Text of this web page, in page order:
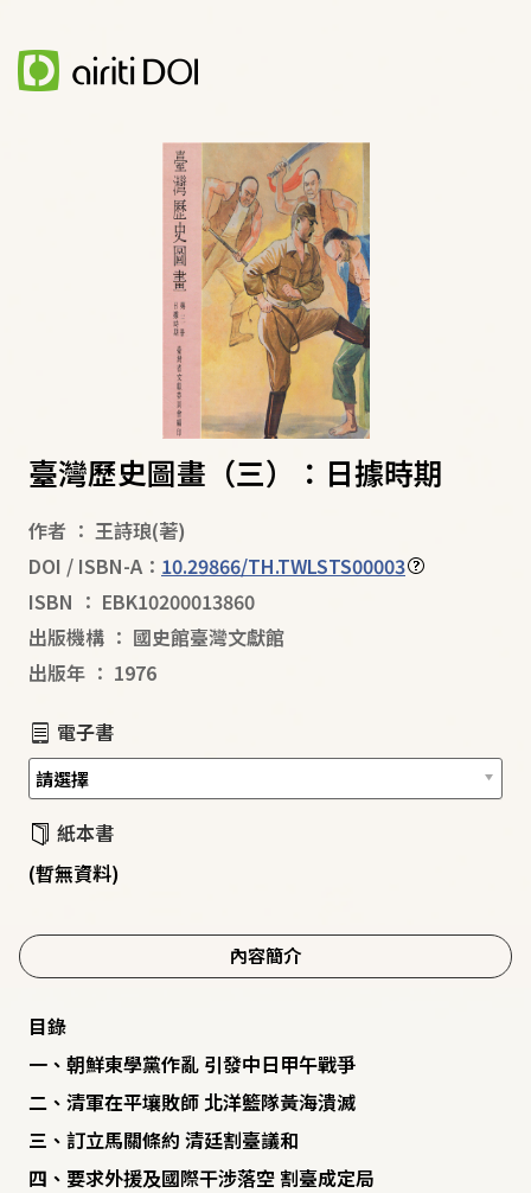
臺灣歷史圖畫（三）：日據時期
作者 ： 王詩琅(著)
DOI / ISBN-A： 10.29866/TH.TWLSTS00003
ISBN ： EBK10200013860
出版機構 ： 國史館臺灣文獻館
出版年 ： 1976
電子書
紙本書
(暫無資料)
內容簡介
目錄
一、朝鮮東學黨作亂 引發中日甲午戰爭
二、清軍在平壤敗師 北洋籃隊黃海潰滅
三、訂立馬關條約 清廷割臺議和
四、要求外援及國際干涉落空 割臺成定局